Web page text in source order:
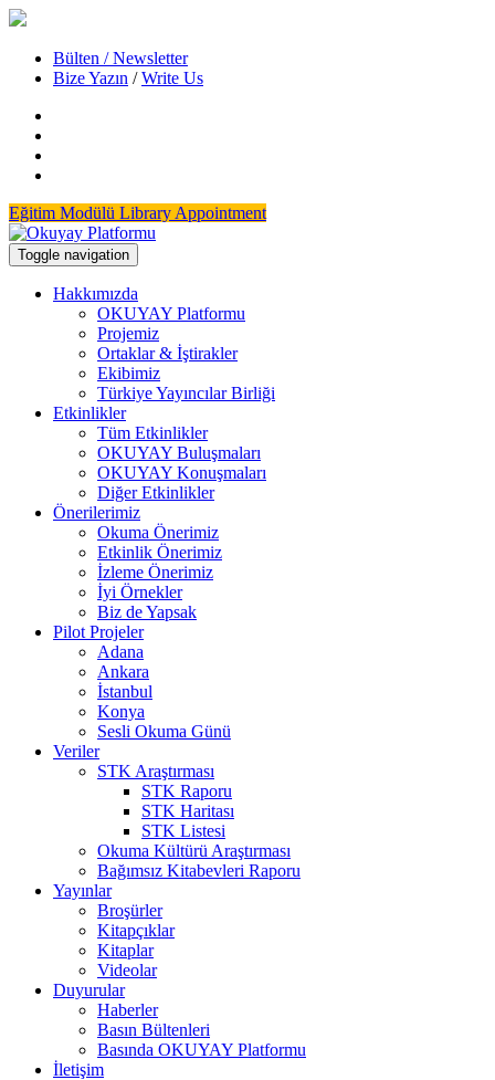
Bülten / Newsletter
Bize Yazın /Write Us
Eğitim Modülü Library Appointment
Toggle navigation
Hakkımızda
OKUYAY Platformu
Projemiz
Ortaklar & İştirakler
Ekibimiz
Türkiye Yayıncılar Birliği
Etkinlikler
Tüm Etkinlikler
OKUYAY Buluşmaları
OKUYAY Konuşmaları
Diğer Etkinlikler
Önerilerimiz
Okuma Önerimiz
Etkinlik Önerimiz
İzleme Önerimiz
İyi Örnekler
Biz de Yapsak
Pilot Projeler
Adana
Ankara
İstanbul
Konya
Sesli Okuma Günü
Veriler
STK Araştırması
STK Raporu
STK Haritası
STK Listesi
Okuma Kültürü Araştırması
Bağımsız Kitabevleri Raporu
Yayınlar
Broşürler
Kitapçıklar
Kitaplar
Videolar
Duyurular
Haberler
Basın Bültenleri
Basında OKUYAY Platformu
İletişim